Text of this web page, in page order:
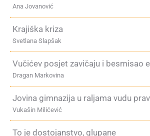
Ana Jovanović
Krajiška kriza
Svetlana Slapšak
Vučićev posjet zavičaju i besmisao
Dragan Markovina
Jovina gimnazija u raljama vudu
Vukašin Milićević
To je dostojanstvo, glupane